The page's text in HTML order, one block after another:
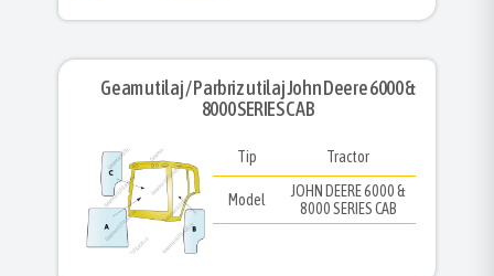
Geam utilaj / Parbriz utilaj John Deere 6000 &
8000 SERIES CAB
Tip Tractor
Model
JOHN DEERE 6000 &
8000 SERIES CAB